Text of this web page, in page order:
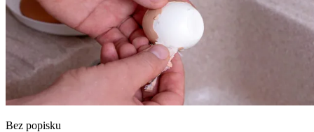
Bez popisku